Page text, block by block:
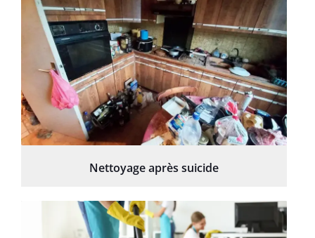
Nettoyage après suicide